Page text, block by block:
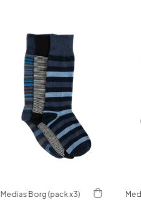
Medias Borg (pack x3)